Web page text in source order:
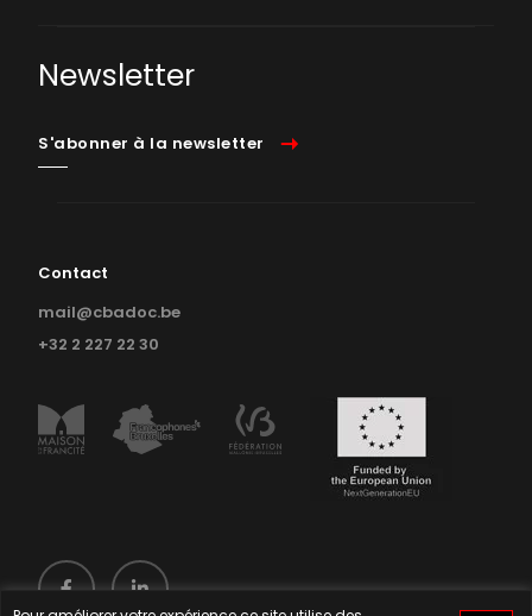
Newsletter
S'abonner à la newsletter
Contact
mail@cbadoc.be
+32 2 227 22 30